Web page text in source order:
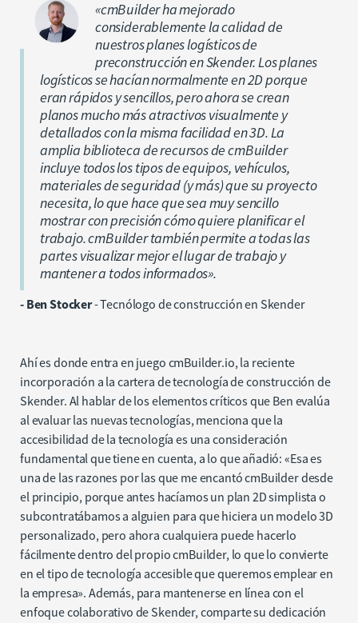
«cmBuilder ha mejorado
considerablemente la calidad de
nuestros planes logísticos de
preconstrucción en Skender. Los planes
logísticos se hacían normalmente en 2D porque
eran rápidos y sencillos, pero ahora se crean
planos mucho más atractivos visualmente y
detallados con la misma facilidad en 3D. La
amplia biblioteca de recursos de cmBuilder
incluye todos los tipos de equipos, vehículos,
materiales de seguridad (y más) que su proyecto
necesita, lo que hace que sea muy sencillo
mostrar con precisión cómo quiere planificar el
trabajo. cmBuilder también permite a todas las
partes visualizar mejor el lugar de trabajo y
mantener a todos informados».
- Ben Stocker- Tecnólogo de construcción en Skender
Ahí es donde entra en juego cmBuilder.io, la reciente
incorporación a la cartera de tecnología de construcción de
Skender. Al hablar de los elementos críticos que Ben evalúa
al evaluar las nuevas tecnologías, menciona que la
accesibilidad de la tecnología es una consideración
fundamental que tiene en cuenta, a lo que añadió: «Esa es
una de las razones por las que me encantó cmBuilder desde
el principio, porque antes hacíamos un plan 2D simplista o
subcontratábamos a alguien para que hiciera un modelo 3D
personalizado, pero ahora cualquiera puede hacerlo
fácilmente dentro del propio cmBuilder, lo que lo convierte
en el tipo de tecnología accesible que queremos emplear en
la empresa». Además, para mantenerse en línea con el
enfoque colaborativo de Skender, comparte su dedicación